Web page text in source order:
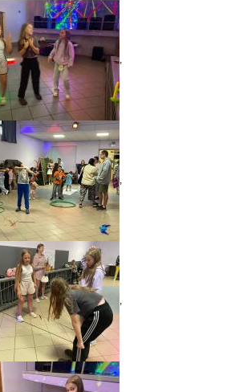
,
,
,